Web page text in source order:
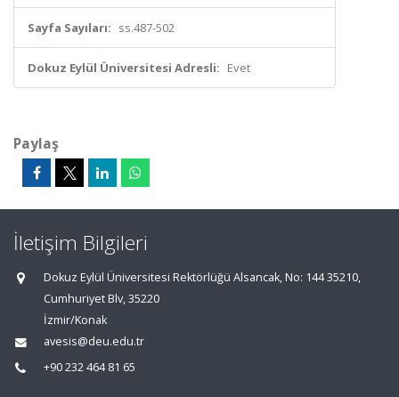
Sayfa Sayıları: ss.487-502
Dokuz Eylül Üniversitesi Adresli: Evet
Paylaş
İletişim Bilgileri
Dokuz Eylül Üniversitesi Rektörlüğü Alsancak, No: 144 35210,
Cumhuriyet Blv, 35220
İzmir/Konak
avesis@deu.edu.tr
+90 232 464 81 65